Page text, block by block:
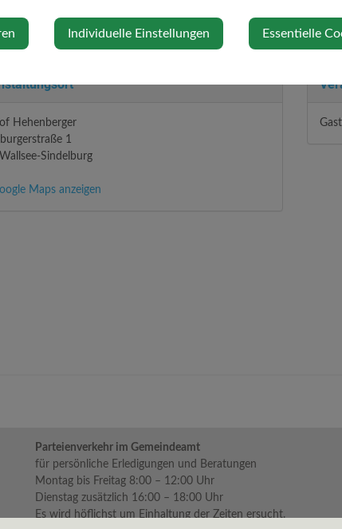
Dienstag im Monat
Hehenberger
1
Sindelburg
Maps anzeigen
Parteienverkehr im Gemeindeamt
für persönliche Erledigungen und Beratungen
Montag bis Freitag 8:00 – 12:00 Uhr
Dienstag zusätzlich 16:00 – 18:00 Uhr
Es wird höflichst um Einhaltung der Zeiten ersucht.
Individuelle Einstellungen Essentielle